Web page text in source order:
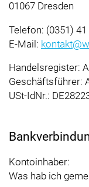
01067 Dresden
Telefon: (0351) 41
E-Mail:
Handelsregister:
Geschäftsführer:
USt-IdNr.:
Kontoinhaber:
Was hab ich